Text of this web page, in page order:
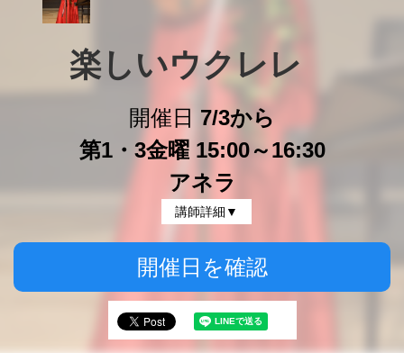
楽しいウクレレ
開催日 7/3から
第1・3金曜 15:00～16:30
アネラ
講師詳細▼
開催日を確認